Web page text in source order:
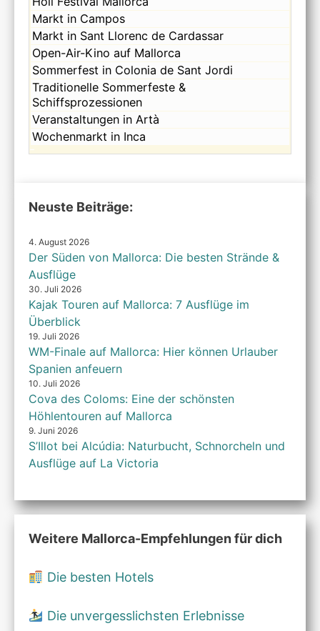
2026
6th
2026
August
6th
2026
Donnerstag,
August
6th
2026
Markt in Campos
Donnerstag,
August
6th
2026
Markt in Sant Llorenc de Cardassar
Donnerstag,
August
6th
2026
Open-Air-Kino auf Mallorca
Donnerstag,
August
6th
2026
Sommerfest in Colonia de Sant Jordi
Donnerstag,
August
6th
2026
Traditionelle Sommerfeste &
Schiffsprozessionen
Donnerstag,
August
6th
Veranstaltungen in Artà
Donnerstag,
August
Wochenmarkt in Inca
Neuste Beiträge:
4. August 2026
Der Süden von Mallorca: Die besten Strände &
Ausflüge
30. Juli 2026
Kajak Touren auf Mallorca: 7 Ausflüge im
Überblick
19. Juli 2026
WM-Finale auf Mallorca: Hier können Urlauber
Spanien anfeuern
10. Juli 2026
Cova des Coloms: Eine der schönsten
Höhlentouren auf Mallorca
9. Juni 2026
S’Illot bei Alcúdia: Naturbucht, Schnorcheln und
Ausflüge auf La Victoria
Weitere Mallorca-Empfehlungen für dich
Die besten Hotels
Die unvergesslichsten Erlebnisse